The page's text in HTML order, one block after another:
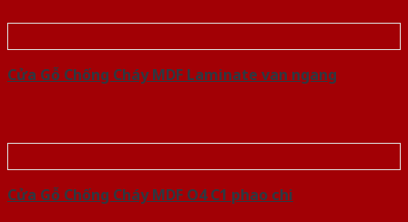
Cửa Gỗ Chống Cháy MDF Laminate van ngang
Cửa Gỗ Chống Cháy MDF O4 C1 phao chi